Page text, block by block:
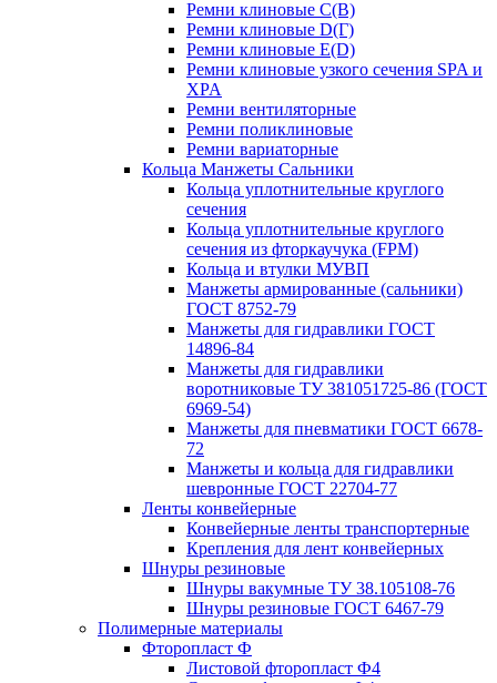
Ремни клиновые C(В)
Ремни клиновые D(Г)
Ремни клиновые Е(D)
Ремни клиновые узкого сечения SPA и
XPA
Ремни вентиляторные
Ремни поликлиновые
Ремни вариаторные
Кольца Манжеты Сальники
Кольца уплотнительные круглого
сечения
Кольца уплотнительные круглого
сечения из фторкаучука (FPM)
Кольца и втулки МУВП
Манжеты армированные (сальники)
ГОСТ 8752-79
Манжеты для гидравлики ГОСТ
14896-84
Манжеты для гидравлики
воротниковые ТУ 381051725-86 (ГОСТ
6969-54)
Манжеты для пневматики ГОСТ 6678-
72
Манжеты и кольца для гидравлики
шевронные ГОСТ 22704-77
Ленты конвейерные
Конвейерные ленты транспортерные
Крепления для лент конвейерных
Шнуры резиновые
Шнуры вакумные ТУ 38.105108-76
Шнуры резиновые ГОСТ 6467-79
Полимерные материалы
Фторопласт Ф
Листовой фторопласт Ф4